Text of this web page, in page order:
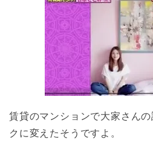
賃貸のマンションで大家さん
クに変えたそうですよ。